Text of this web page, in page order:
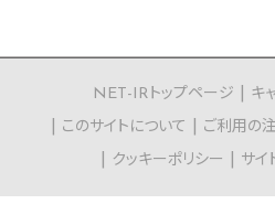
NET-IRトップページ キ
このサイトについて
ご利用の
クッキーポリシー
サイ